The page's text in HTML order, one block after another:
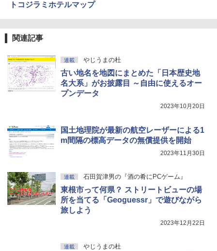
トコジラミホテルマップ
関連記事
連載 やじうまの杜
古い地名を地図にまとめた「日本歴史地
名大系」がお披露目 ～自由に使えるオー
プンデータ
2023年10月20日
国土地理院が最新の航空レーザーによる1
m間隔の標高データの無償提供を開始
2023年11月30日
連載 石田賀津男の『酒の肴にPCゲーム』
東根市って何県？ ストリートビューの場
所を当てる「Geoguessr」で遊びながら
旅しよう
2023年12月22日
連載 やじうまの杜